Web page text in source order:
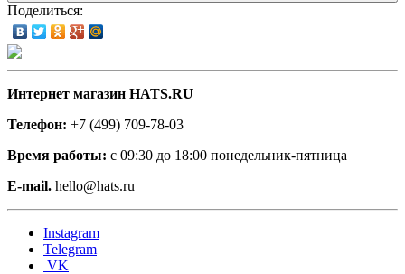
Поделиться:
Интернет магазин HATS.RU
Телефон: +7 (499) 709-78-03
Время работы: с 09:30 до 18:00 понедельник-пятница
E-mail. hello@hats.ru
Instagram
Telegram
VK